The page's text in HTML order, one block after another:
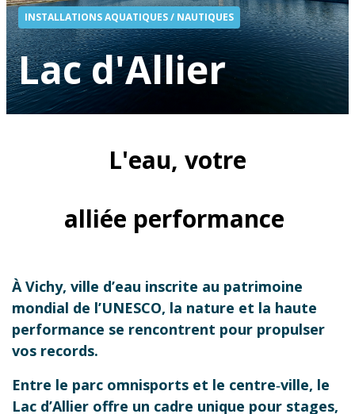
INSTALLATIONS AQUATIQUES / NAUTIQUES
Lac d'Allier
L'eau, votre
alliée performance
À Vichy, ville d’eau inscrite au patrimoine
mondial de l’UNESCO, la nature et la haute
performance se rencontrent pour propulser
vos records.
Entre le parc omnisports et le centre‑ville, le
Lac d’Allier offre un cadre unique pour stages,